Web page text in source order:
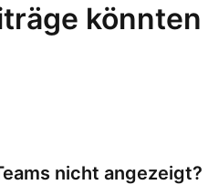
nicht angezeigt?